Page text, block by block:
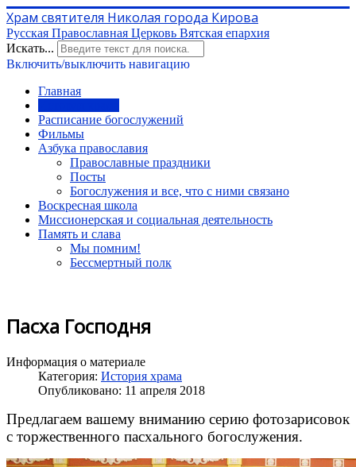
Храм святителя Николая города Кирова
Русская Православная Церковь Вятская епархия
Искать...
Включить/выключить навигацию
Главная
Расписание богослужений
Фильмы
Азбука православия
Православные праздники
Посты
Богослужения и все, что с ними связано
Воскресная школа
Миссионерская и социальная деятельность
Память и слава
Мы помним!
Бессмертный полк
Пасха Господня
Информация о материале
Категория: История храма
Опубликовано: 11 апреля 2018
Предлагаем вашему вниманию серию фотозарисовок
с торжественного пасхального богослужения.